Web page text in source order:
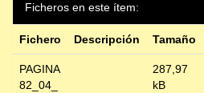
Ficheros en este ítem:
Fichero Descripción Tamaño
PAGINA
82_04_
287,97
kB